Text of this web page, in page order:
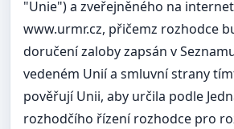
"Unie") a zveřejněného na
www.urmr.cz, přičemz rozhodce
doručení zaloby zapsán v
vedeném Unií a smluvní strany
pověřují Unii, aby určila podle
rozhodčího řízení rozhodce pro